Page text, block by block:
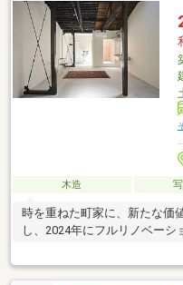
木造
時を重ねた町家に、新たな価
し、2024年にフルリノベーシ